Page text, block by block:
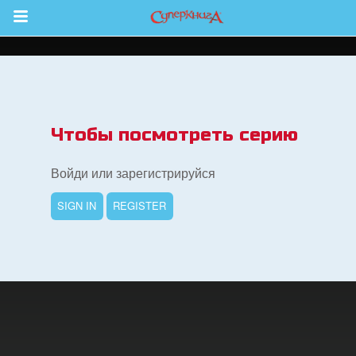
Return to Content
Bible App
Чтобы посмотреть серию
Войди или зарегистрируйся
SIGN IN REGISTER